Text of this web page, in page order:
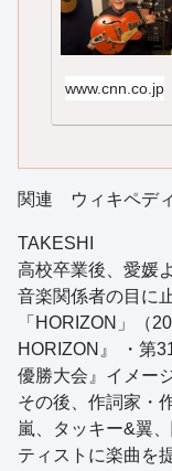
www.cnn.co.jp
関連 ウィキペデ
TAKESHI
高校卒業後、愛媛
音楽関係者の目に
「HORIZON」（
HORIZON』 ・第
優勝大会』イメー
その後、作詞家・
嵐、タッキー&翼
ティストに楽曲を